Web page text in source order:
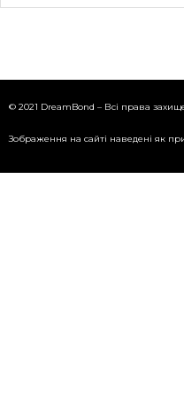
© 2021 DreamBond – Всі права
Зображення на сайті наведені як